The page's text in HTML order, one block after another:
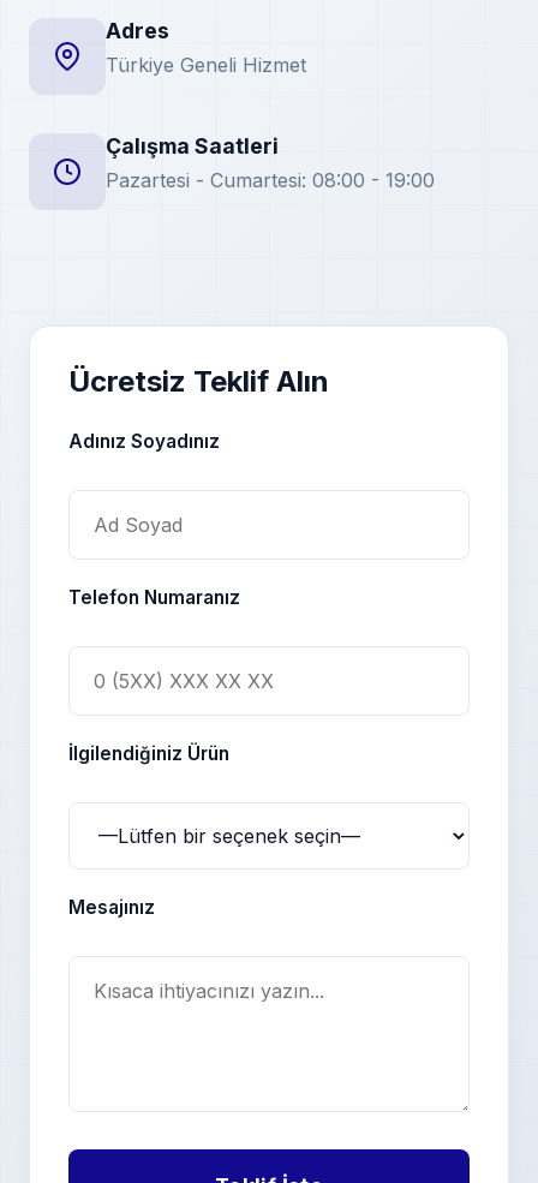
Adres
Türkiye Geneli Hizmet
Çalışma Saatleri
Pazartesi - Cumartesi: 08:00 - 19:00
Ücretsiz Teklif Alın
Adınız Soyadınız
Telefon Numaranız
İlgilendiğiniz Ürün
Mesajınız